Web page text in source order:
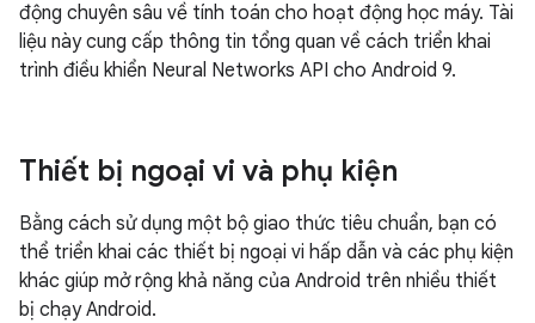
động chuyên sâu về tính toán cho hoạt động học máy. Tài
liệu này cung cấp thông tin tổng quan về cách triển khai
trình điều khiển Neural Networks API cho Android 9.
Thiết bị ngoại vi và phụ kiện
Bằng cách sử dụng một bộ giao thức tiêu chuẩn, bạn có
thể triển khai các thiết bị ngoại vi hấp dẫn và các phụ kiện
khác giúp mở rộng khả năng của Android trên nhiều thiết
bị chạy Android.